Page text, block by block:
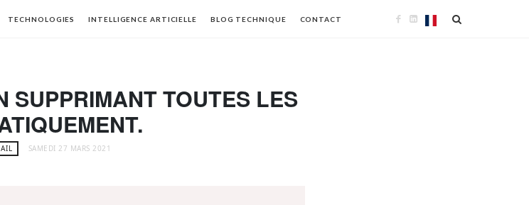
TECHNOLOGIES INTELLIGENCE ARTICIELLE BLOG TECHNIQUE CONTACT
SUPPRIMANT TOUTES LES
SAMEDI 27 MARS 2021